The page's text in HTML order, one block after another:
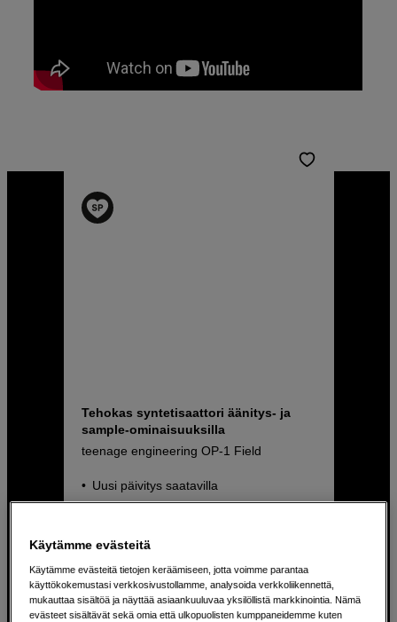
Tehokas syntetisaattori äänitys- ja
sample-ominaisuuksilla
teenage engineering OP-1 Field
Uusi päivitys saatavilla
Ohjaa midi-toimintoja Bluetoothin kautta
1 950 EUR
Käytämme evästeitä
Käytämme evästeitä tietojen keräämiseen, jotta voimme parantaa
käyttökokemustasi verkkosivustollamme, analysoida verkkoliikennettä,
mukauttaa sisältöä ja näyttää asiaankuuluvaa yksilöllistä markkinointia. Nämä
evästeet sisältävät sekä omia että ulkopuolisten kumppaneidemme kuten